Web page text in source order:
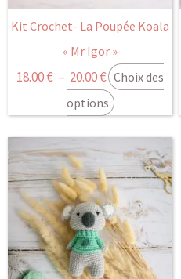
Kit Crochet- La Poupée Koala
« Mr Igor »
18.00€ – 20.00€ Choix des
options
choisies
sur
la
page
du
produit